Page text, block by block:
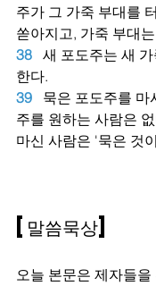
주가 그 가죽 부대를
쏟아지고, 가죽 부대
38 새 포도주는 새
한다.
39
묵은 포도주를 마
주를 원하는 사람은
마신 사람은 '묵은 것
[말씀묵상]
오늘 본문은 제자들